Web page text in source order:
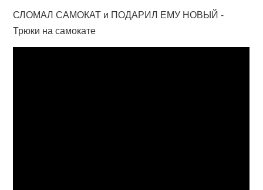
СЛОМАЛ САМОКАТ и ПОДАРИЛ ЕМУ НОВЫЙ -
Трюки на самокате